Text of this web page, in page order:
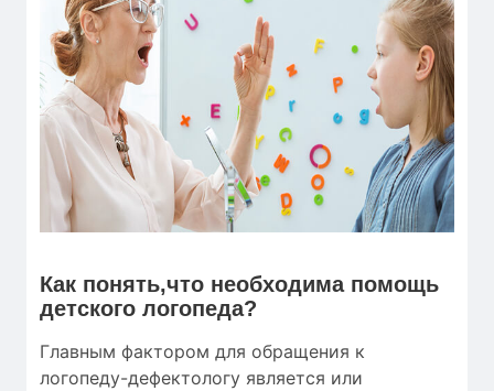
Как понять,что необходима помощь
детского логопеда?
Главным фактором для обращения к
логопеду-дефектологу является или